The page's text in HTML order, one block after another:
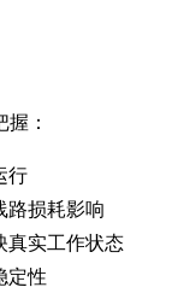
：
行
路损耗影响
真实工作状态
定性